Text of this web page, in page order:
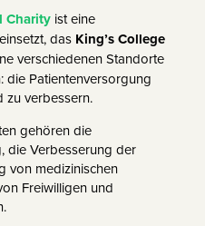
Charity ist eine
das King’s College
verschiedenen Standorte
die Patientenversorgung
zu verbessern.
gehören die
die Verbesserung der
von medizinischen
Freiwilligen und